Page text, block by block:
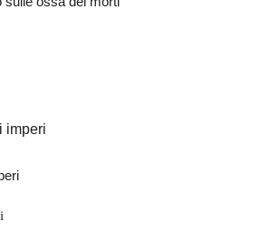
ritorno degli imperi